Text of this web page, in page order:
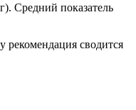
Средний показатель
рекомендация сводится